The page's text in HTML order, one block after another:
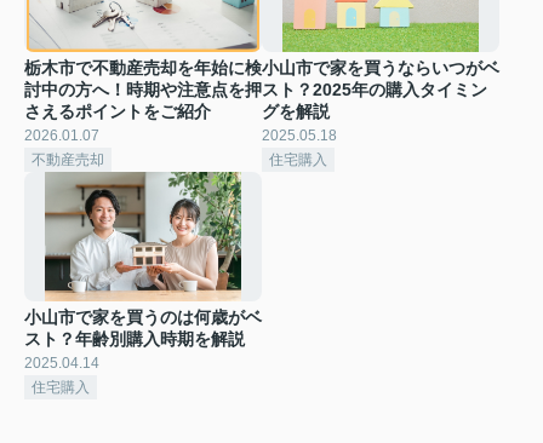
栃木市で不動産売却を年始に検
討中の方へ！時期や注意点を押
さえるポイントをご紹介
2026.01.07
不動産売却
小山市で家を買うならいつがベ
スト？2025年の購入タイミン
グを解説
2025.05.18
住宅購入
小山市で家を買うのは何歳がベ
スト？年齢別購入時期を解説
2025.04.14
住宅購入